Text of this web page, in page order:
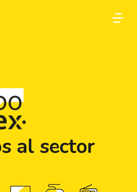
al sector